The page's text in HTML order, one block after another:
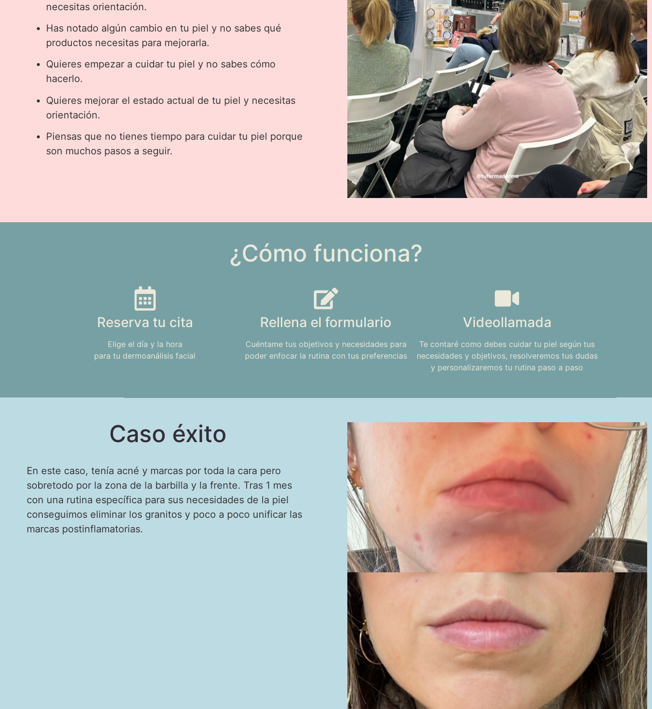
necesitas orientación.
Has notado algún cambio en tu piel y no sabes qué
productos necesitas para mejorarla.
Quieres empezar a cuidar tu piel y no sabes cómo
hacerlo.
Quieres mejorar el estado actual de tu piel y necesitas
orientación.
Piensas que no tienes tiempo para cuidar tu piel porque
son muchos pasos a seguir.
¿Cómo funciona?
Reserva tu cita
Elige el día y la hora
para tu dermoanálisis facial
Rellena el formulario
Cuéntame tus objetivos y necesidades para
poder enfocar la rutina con tus preferencias
Videollamada
Te contaré como debes cuidar tu piel según tus
necesidades y objetivos, resolveremos tus dudas
y personalizaremos tu rutina paso a paso
Caso éxito
En este caso, tenía acné y marcas por toda la cara pero
sobretodo por la zona de la barbilla y la frente. Tras 1 mes
con una rutina específica para sus necesidades de la piel
conseguimos eliminar los granitos y poco a poco unificar las
marcas postinflamatorias.